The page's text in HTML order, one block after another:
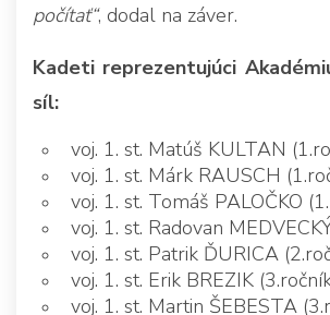
počítať“, dodal na záver.
Kadeti reprezentujúci
síl:
voj. 1. st. Matúš KULTAN
voj. 1. st. Márk RAUSCH
voj. 1. st. Tomáš PALOČKO
voj. 1. st. Radovan
voj. 1. st. Patrik ĎURICA
voj. 1. st. Erik BREZIK
voj. 1. st. Martin ŠEBESTA